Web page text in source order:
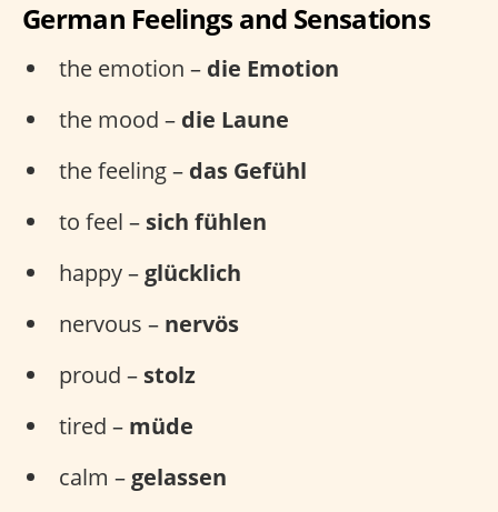
German Feelings and Sensations
the emotion – die Emotion
the mood – die Laune
the feeling – das Gefühl
to feel – sich fühlen
happy – glücklich
nervous – nervös
proud – stolz
tired – müde
calm – gelassen